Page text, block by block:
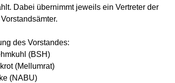
Dabei übernimmt jeweils ein Vertreter der
des Vorstandes:
(BSH)
(Mellumrat)
(NABU)